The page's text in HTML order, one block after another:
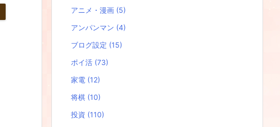
アニメ・漫画 (5)
アンパンマン (4)
ブログ設定 (15)
ポイ活 (73)
家電 (12)
将棋 (10)
投資 (110)